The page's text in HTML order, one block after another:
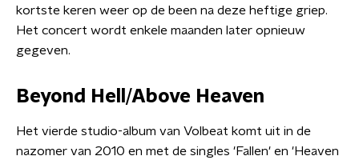
kortste keren weer op de been na deze heftige griep.
Het concert wordt enkele maanden later opnieuw
gegeven.
Beyond Hell/Above Heaven
Het vierde studio-album van Volbeat komt uit in de
nazomer van 2010 en met de singles 'Fallen' en 'Heaven